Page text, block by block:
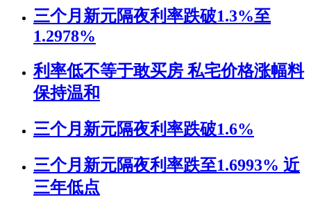
三个月新元隔夜利率跌破1.3%至
1.2978%
利率低不等于敢买房 私宅价格涨幅料
保持温和
三个月新元隔夜利率跌破1.6%
三个月新元隔夜利率跌至1.6993% 近
三年低点